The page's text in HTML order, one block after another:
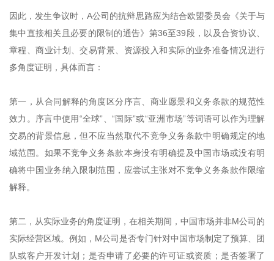
因此，发生争议时，A公司的抗辩思路应为结合欧盟委员会《关于与
集中直接相关且必要的限制的通告》第36至39段，以及合资协议、
章程、商业计划、交易背景、资源投入和实际的业务准备情况进行
多角度证明，具体而言：
第一，从合同解释的角度区分序言、商业愿景和义务条款的规范性
效力。序言中使用“全球”、“国际”或“亚洲市场”等词语可以作为理解
交易的背景信息，但不应当然取代不竞争义务条款中明确规定的地
域范围。如果不竞争义务条款本身没有明确提及中国市场或没有明
确将中国业务纳入限制范围，应尝试主张对不竞争义务条款作限缩
解释。
第二，从实际业务的角度证明，在相关期间，中国市场并非M公司的
实际经营区域。例如，M公司是否专门针对中国市场制定了预算、团
队或客户开发计划；是否申请了必要的许可证或资质；是否签署了